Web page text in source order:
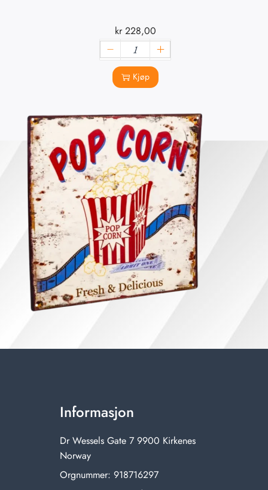
kr228,00
Kjøp
Informasjon
Dr Wessels Gate 7 9900 Kirkenes
Norway
Orgnummer: 918716297